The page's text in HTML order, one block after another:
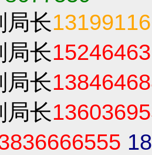
局长
局长
局长
局长